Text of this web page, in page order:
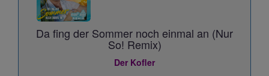
Da fing der Sommer noch einmal an (Nur
So! Remix)
Der Kofler